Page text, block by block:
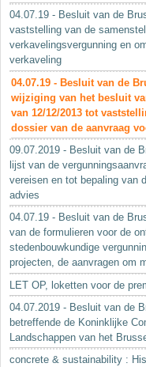
04.07.19 - Besluit van de
vaststelling van de
verkavelingsvergunning en
verkaveling
04.07.19 - Besluit van de
wijziging van het besluit
van 12/12/2013 tot
dossier van de aanvraag
09.07.2019 - Besluit van de
lijst van de
vereisen en tot bepaling van
advies
04.07.19 - Besluit van de
van de formulieren voor de
stedenbouwkundige
projecten, de aanvragen om
LET OP, loketten voor de
04.07.2019 - Besluit van de
betreffende de Koninklijke
Landschappen van het
concrete & sustainability :